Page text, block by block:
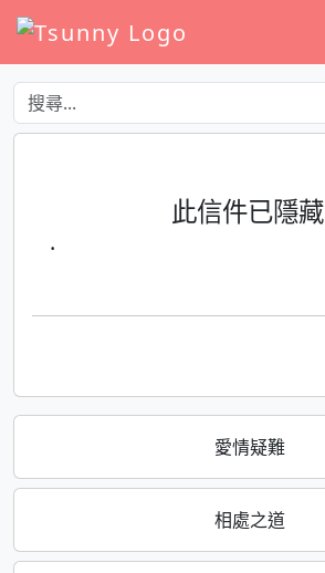
愛情疑難
相處之道
此信件已隱藏
·